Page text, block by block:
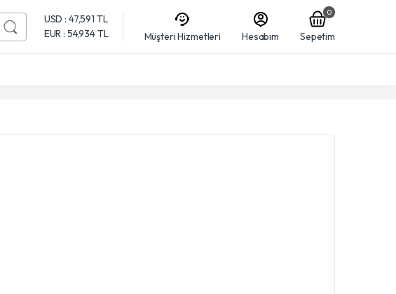
USD : 47,591 TL
EUR : 54,934 TL
Müşteri Hizmetleri Hesabım
0
Sepetim